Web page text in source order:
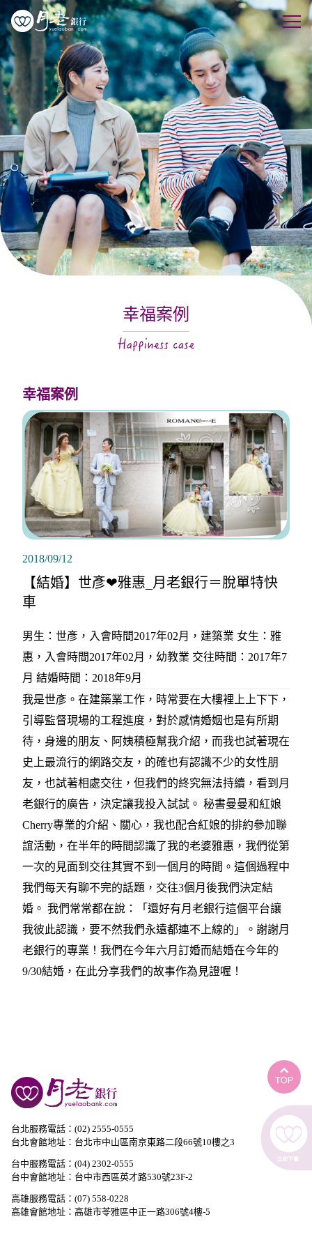
優質會員
行動交友
聯誼活動
幸福案例
最新動態
活動花絮
關於月老幸福案例
幸福案例
2018/09/12
【結婚】世彥❤雅惠_月老銀行＝脫單特快
車
男生：世彥，入會時間2017年02月，建築業 女生：雅
惠，入會時間2017年02月，幼教業 交往時間：2017年7
月 結婚時間：2018年9月
我是世彥。在建築業工作，時常要在大樓裡上上下下，
引導監督現場的工程進度，對於感情婚姻也是有所期
待，身邊的朋友、阿姨積極幫我介紹，而我也試著現在
史上最流行的網路交友，的確也有認識不少的女性朋
友，也試著相處交往，但我們的終究無法持續，看到月
老銀行的廣告，決定讓我投入試試。 秘書曼曼和紅娘
Cherry專業的介紹、關心，我也配合紅娘的排約參加聯
誼活動，在半年的時間認識了我的老婆雅惠，我們從第
一次的見面到交往其實不到一個月的時間。這個過程中
我們每天有聊不完的話題，交往3個月後我們決定結
婚。 我們常常都在說：「還好有月老銀行這個平台讓
我彼此認識，要不然我們永遠都連不上線的」。謝謝月
老銀行的專業！我們在今年六月訂婚而結婚在今年的
9/30結婚，在此分享我們的故事作為見證喔！
台北服務電話：(02) 2555-0555
台北會館地址：台北市中山區南京東路二段66號10樓之3
台中服務電話：(04) 2302-0555
台中會館地址：台中市西區英才路530號23F-2
高雄服務電話：(07) 558-0228
高雄會館地址：高雄市苓雅區中正一路306號4樓-5